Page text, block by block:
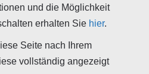
und die Möglichkeit
erhalten Sie hier.
Seite nach Ihrem
vollständig angezeigt